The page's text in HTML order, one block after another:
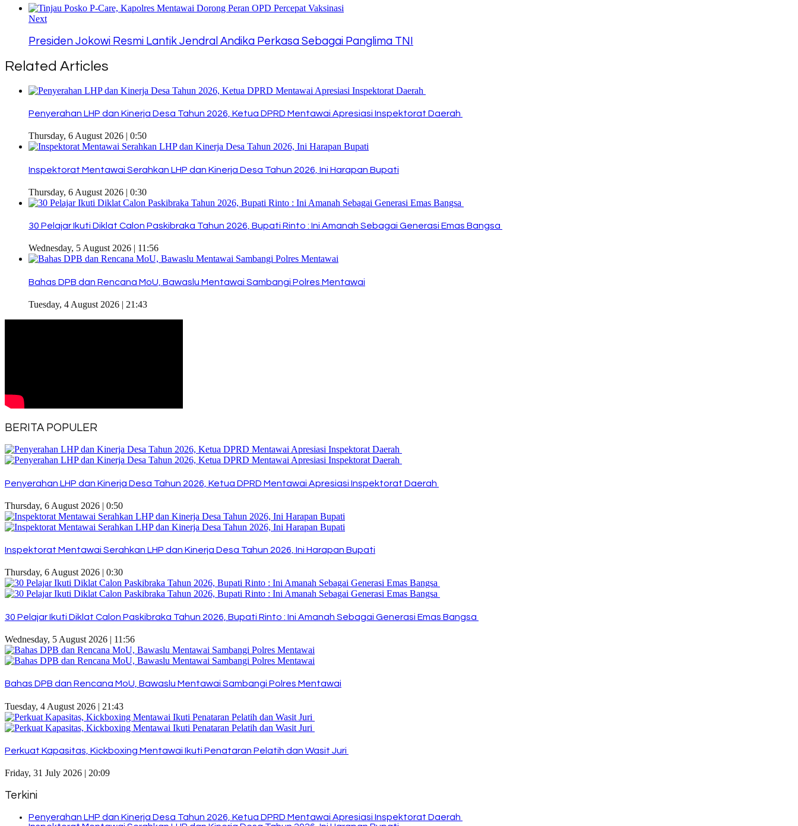
Next
Presiden Jokowi Resmi Lantik Jendral Andika Perkasa Sebagai Panglima TNI
Related Articles
Penyerahan LHP dan Kinerja Desa Tahun 2026, Ketua DPRD Mentawai Apresiasi Inspektorat Daerah
Thursday, 6 August 2026 | 0:50
Inspektorat Mentawai Serahkan LHP dan Kinerja Desa Tahun 2026, Ini Harapan Bupati
Thursday, 6 August 2026 | 0:30
30 Pelajar Ikuti Diklat Calon Paskibraka Tahun 2026, Bupati Rinto : Ini Amanah Sebagai Generasi Emas Bangsa
Wednesday, 5 August 2026 | 11:56
Bahas DPB dan Rencana MoU, Bawaslu Mentawai Sambangi Polres Mentawai
Tuesday, 4 August 2026 | 21:43
BERITA POPULER
Penyerahan LHP dan Kinerja Desa Tahun 2026, Ketua DPRD Mentawai Apresiasi Inspektorat Daerah
Thursday, 6 August 2026 | 0:50
Inspektorat Mentawai Serahkan LHP dan Kinerja Desa Tahun 2026, Ini Harapan Bupati
Thursday, 6 August 2026 | 0:30
30 Pelajar Ikuti Diklat Calon Paskibraka Tahun 2026, Bupati Rinto : Ini Amanah Sebagai Generasi Emas Bangsa
Wednesday, 5 August 2026 | 11:56
Bahas DPB dan Rencana MoU, Bawaslu Mentawai Sambangi Polres Mentawai
Tuesday, 4 August 2026 | 21:43
Perkuat Kapasitas, Kickboxing Mentawai Ikuti Penataran Pelatih dan Wasit Juri
Friday, 31 July 2026 | 20:09
Terkini
Penyerahan LHP dan Kinerja Desa Tahun 2026, Ketua DPRD Mentawai Apresiasi Inspektorat Daerah